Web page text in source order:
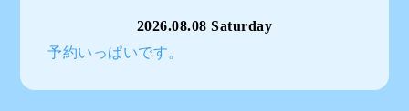
2026.08.08 Saturday
予約いっぱいです。